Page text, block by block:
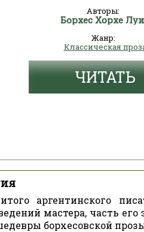
Авторы:
Борхес Хорхе
Жанр:
Классическая
ЧИТАТЬ
аргентинского
мастера, часть его
борхесовской